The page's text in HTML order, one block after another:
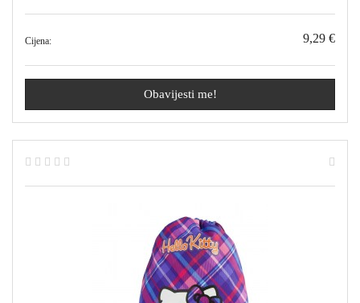
Cijena: 9,29 €
Obavijesti me!